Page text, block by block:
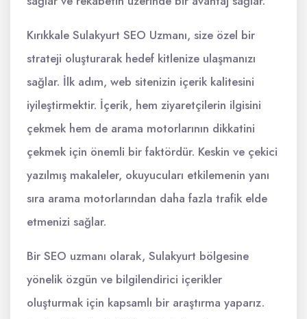
Kırıkkale Sulakyurt SEO Uzmanı, size özel bir
strateji oluşturarak hedef kitlenize ulaşmanızı
sağlar. İlk adım, web sitenizin içerik kalitesini
iyileştirmektir. İçerik, hem ziyaretçilerin ilgisini
çekmek hem de arama motorlarının dikkatini
çekmek için önemli bir faktördür. Keskin ve çekici
yazılmış makaleler, okuyucuları etkilemenin yanı
sıra arama motorlarından daha fazla trafik elde
etmenizi sağlar.
Bir SEO uzmanı olarak, Sulakyurt bölgesine
yönelik özgün ve bilgilendirici içerikler
oluşturmak için kapsamlı bir araştırma yaparız.